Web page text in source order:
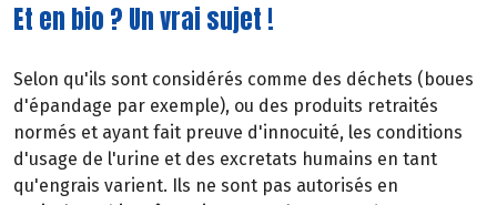
Et en bio ? Un vrai sujet !
Selon qu'ils sont considérés comme des déchets (boues
d'épandage par exemple), ou des produits retraités
normés et ayant fait preuve d'innocuité, les conditions
d'usage de l'urine et des excretats humains en tant
qu'engrais varient. Ils ne sont pas autorisés en